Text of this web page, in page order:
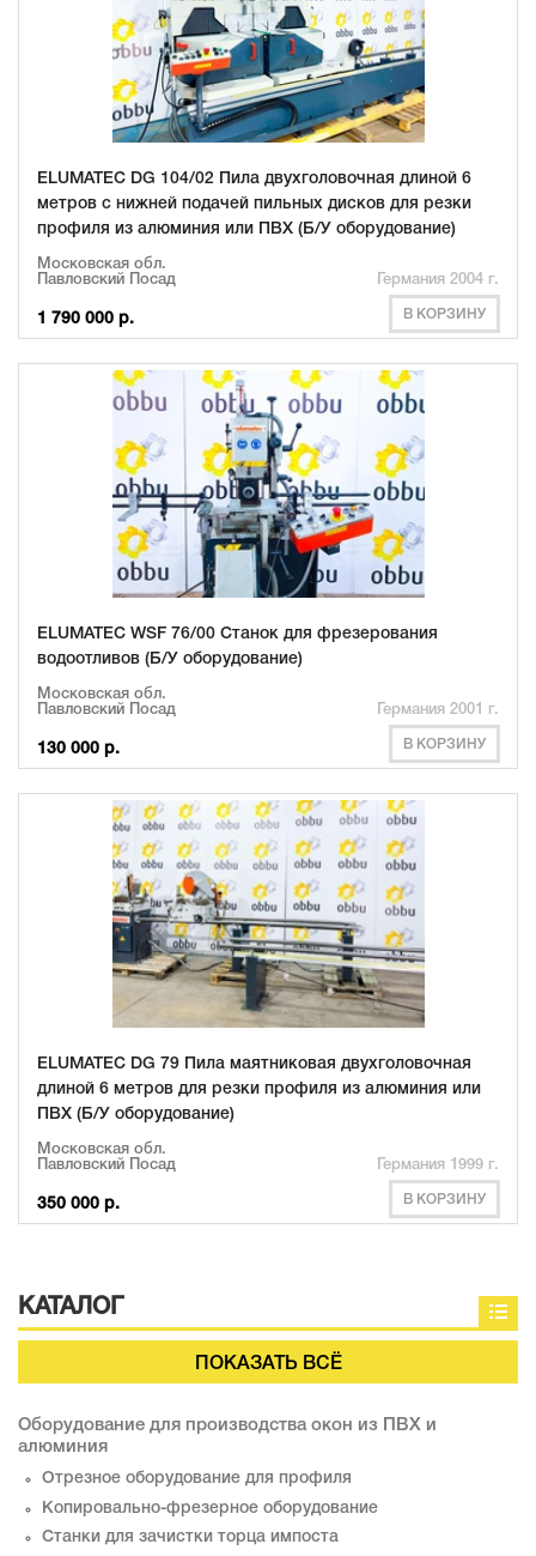
ELUMATEC DG 104/02 Пила двухголовочная длиной 6
метров с нижней подачей пильных дисков для резки
профиля из алюминия или ПВХ (Б/У оборудование)
Московская обл.
Павловский Посад
Германия 2004 г.
1 790 000 р. В КОРЗИНУ
ELUMATEC WSF 76/00 Станок для фрезерования
водоотливов (Б/У оборудование)
Московская обл.
Павловский Посад
Германия 2001 г.
130 000 р. В КОРЗИНУ
ELUMATEC DG 79 Пила маятниковая двухголовочная
длиной 6 метров для резки профиля из алюминия или
ПВХ (Б/У оборудование)
Московская обл.
Павловский Посад
Германия 1999 г.
350 000 р. В КОРЗИНУ
КАТАЛОГ
ПОКАЗАТЬ ВСЁ
Оборудование для производства окон из ПВХ и
алюминия
Отрезное оборудование для профиля
Копировально-фрезерное оборудование
Станки для зачистки торца импоста